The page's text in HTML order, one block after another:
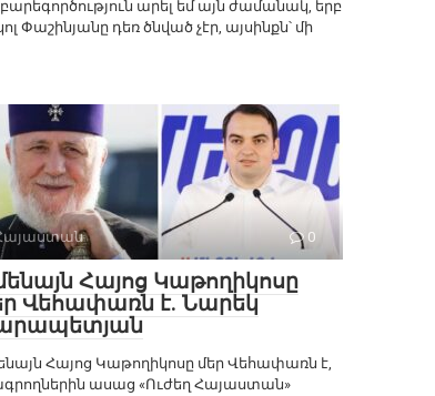
արել եմ այն ժամանակ, երբ
Փաշինյանը դեռ ծնված չէր, այսինքն՝ մի
0
Հայոց Կաթողիկոսը
Վեհափառն է. Նարեկ
Հայոց Կաթողիկոսը մեր Վեհափառն է,
ասաց «Ուժեղ Հայաստան»